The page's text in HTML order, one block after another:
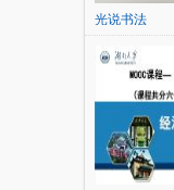
光说书法